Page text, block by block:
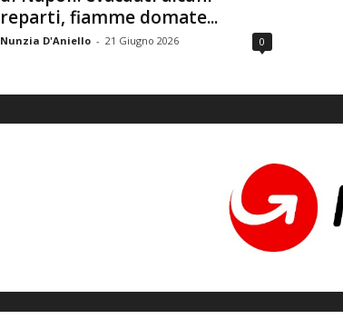
reparti, fiamme domate...
Nunzia D'Aniello - 21 Giugno 2026 0